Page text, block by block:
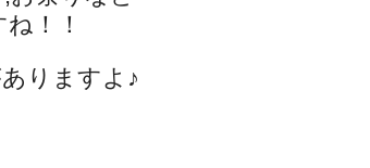
！！
りますよ♪